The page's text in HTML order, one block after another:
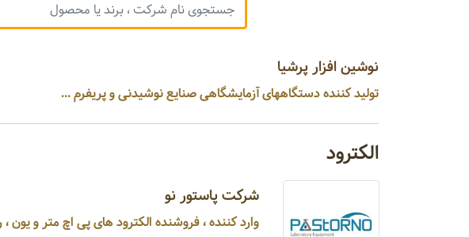
نوشین افزار پرشیا
تولید کننده دستگاههای آزمایشگاهی صنایع نوشیدنی و پریفرم ...
الکترود
شرکت پاستور نو
وارد کننده ، فروشنده الکترود های پی اچ متر و یون ، رفراکتومتر، هات پلیت، اسپکتروفتومتر، فور، انکوباتور ...